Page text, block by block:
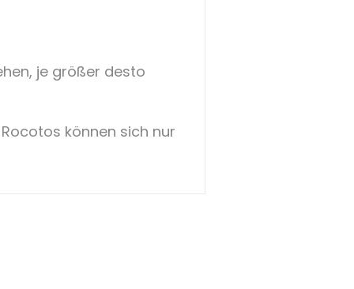
je größer desto
können sich nur